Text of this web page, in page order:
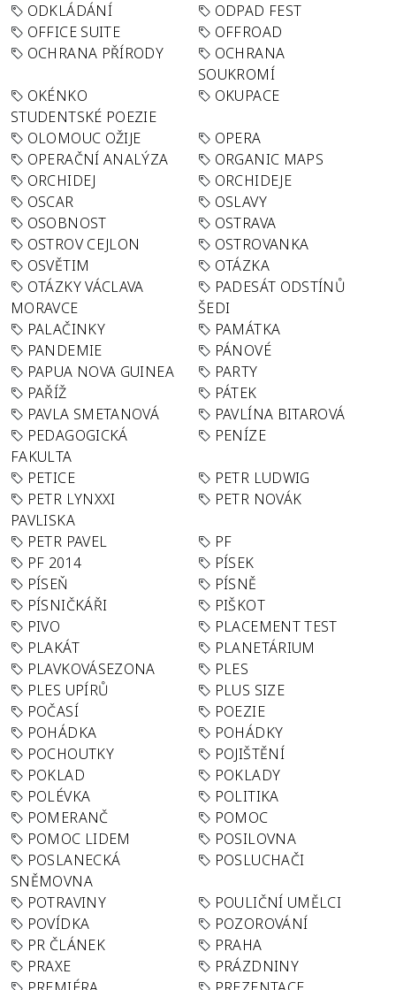
ODKLÁDÁNÍ
ODPAD FEST
OFFICE SUITE
OFFROAD
OCHRANA PŘÍRODY
OCHRANA
SOUKROMÍ
OKÉNKO
STUDENTSKÉ POEZIE
OKUPACE
OLOMOUC OŽIJE
OPERA
OPERAČNÍ ANALÝZA
ORGANIC MAPS
ORCHIDEJ
ORCHIDEJE
OSCAR
OSLAVY
OSOBNOST
OSTRAVA
OSTROV CEJLON
OSTROVANKA
OSVĚTIM
OTÁZKA
OTÁZKY VÁCLAVA
MORAVCE
PADESÁT ODSTÍNŮ
ŠEDI
PALAČINKY
PAMÁTKA
PANDEMIE
PÁNOVÉ
PAPUA NOVA GUINEA
PARTY
PAŘÍŽ
PÁTEK
PAVLA SMETANOVÁ
PAVLÍNA BITAROVÁ
PEDAGOGICKÁ
FAKULTA
PENÍZE
PETICE
PETR LUDWIG
PETR LYNXXI
PAVLISKA
PETR NOVÁK
PETR PAVEL
PF
PF 2014
PÍSEK
PÍSEŇ
PÍSNĚ
PÍSNIČKÁŘI
PIŠKOT
PIVO
PLACEMENT TEST
PLAKÁT
PLANETÁRIUM
PLAVKOVÁSEZONA
PLES
PLES UPÍRŮ
PLUS SIZE
POČASÍ
POEZIE
POHÁDKA
POHÁDKY
POCHOUTKY
POJIŠTĚNÍ
POKLAD
POKLADY
POLÉVKA
POLITIKA
POMERANČ
POMOC
POMOC LIDEM
POSILOVNA
POSLANECKÁ
SNĚMOVNA
POSLUCHAČI
POTRAVINY
POULIČNÍ UMĚLCI
POVÍDKA
POZOROVÁNÍ
PR ČLÁNEK
PRAHA
PRAXE
PRÁZDNINY